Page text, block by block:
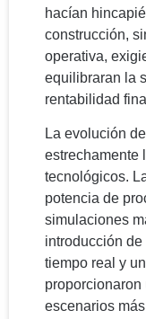
hacían
construcción,
operativa,
equilibraran la
rentabilidad
La evolución
estrechamente
tecnológicos.
potencia de
simulaciones
introducción
tiempo real y
escenarios